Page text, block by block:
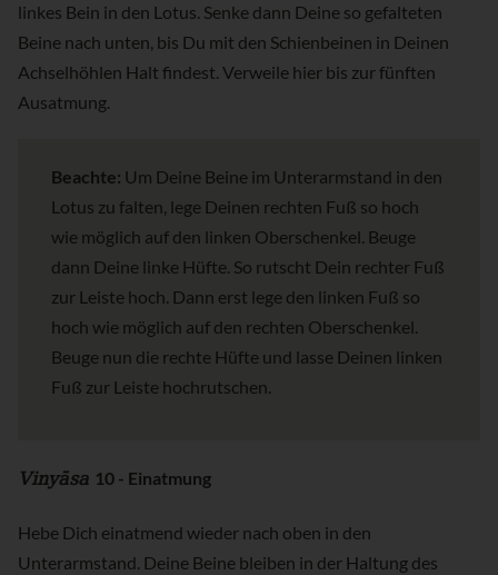
linkes Bein in den Lotus. Senke dann Deine so gefalteten
Beine nach unten, bis Du mit den Schienbeinen in Deinen
Achselhöhlen Halt findest. Verweile hier bis zur fünften
Ausatmung.
Beachte: Um Deine Beine im Unterarmstand in den
Lotus zu falten, lege Deinen rechten Fuß so hoch
wie möglich auf den linken Oberschenkel. Beuge
dann Deine linke Hüfte. So rutscht Dein rechter Fuß
zur Leiste hoch. Dann erst lege den linken Fuß so
hoch wie möglich auf den rechten Oberschenkel.
Beuge nun die rechte Hüfte und lasse Deinen linken
Fuß zur Leiste hochrutschen.
Vinyāsa 10 - Einatmung
Hebe Dich einatmend wieder nach oben in den
Unterarmstand. Deine Beine bleiben in der Haltung des